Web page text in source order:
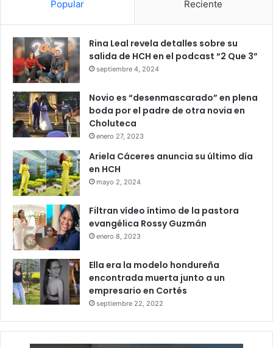
Popular Reciente
Rina Leal revela detalles sobre su
salida de HCH en el podcast “2 Que 3”
septiembre 4, 2024
Novio es “desenmascarado” en plena
boda por el padre de otra novia en
Choluteca
enero 27, 2023
Ariela Cáceres anuncia su último día
en HCH
mayo 2, 2024
Filtran vídeo íntimo de la pastora
evangélica Rossy Guzmán
enero 8, 2023
Ella era la modelo hondureña
encontrada muerta junto a un
empresario en Cortés
septiembre 22, 2022